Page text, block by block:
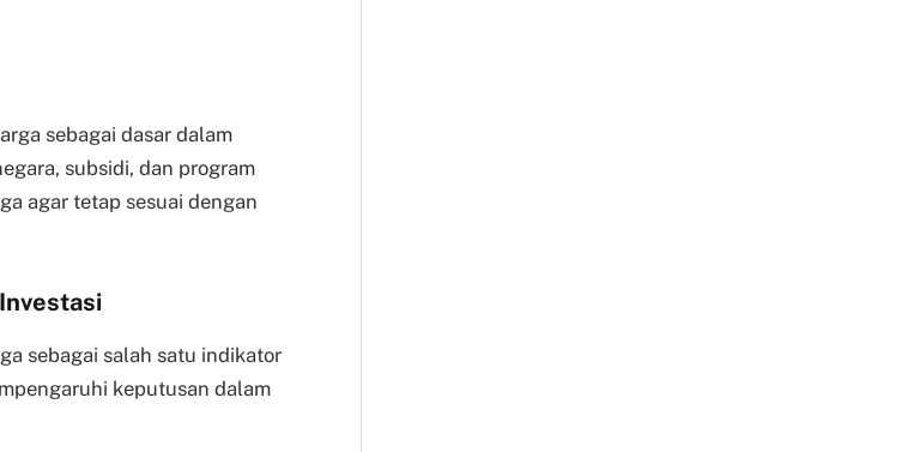
sebagai dasar dalam
subsidi, dan program
agar tetap sesuai dengan
sebagai salah satu indikator
keputusan dalam